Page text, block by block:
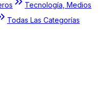
Tecnología, Medios
Todas Las Categorías